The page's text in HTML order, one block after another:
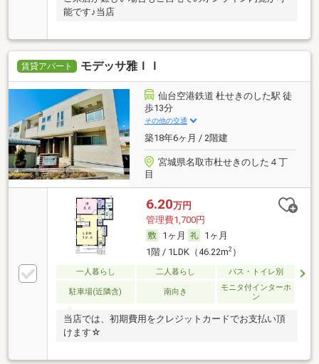
能です♪当店
賃貸アパート モデッサ雅ＩＩ
仙台空港鉄道 杜せきのした駅 徒
歩13分
その他の交通
築18年6ヶ月 / 2階建
宮城県名取市杜せきのした４丁
目
6.20万円
管理費1,700円
1ヶ月
1ヶ月
1階 / 1LDK（46.22m2）
一人暮らし 二人暮らし バス・トイレ別
駐車場(近隣含) 南向き
モニタ付インターホ
ン
当店では、初期費用をクレジットカードでお支払い頂
けます☆